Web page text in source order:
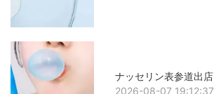
ナッセリン表参道出店
2026-08-07 19:12:37